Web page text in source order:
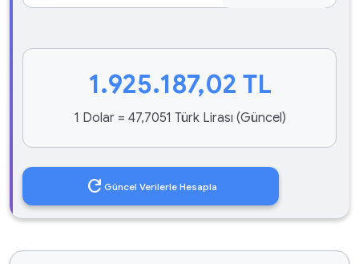
1.925.187,02 TL
1 Dolar = 47,7051 Türk Lirası (Güncel)
refresh Güncel Verilerle Hesapla